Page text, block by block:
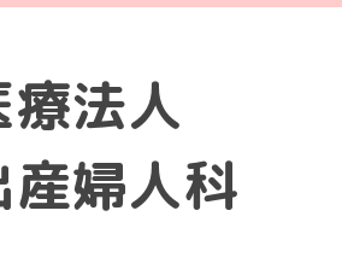
療法人
産婦人科